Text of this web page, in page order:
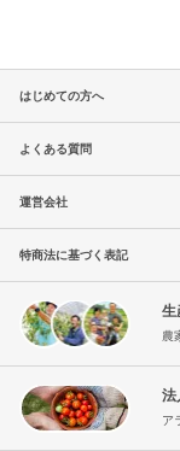
はじめての方へ
よくある質問
運営会社
特商法に基づく表記
生
農
法
ア